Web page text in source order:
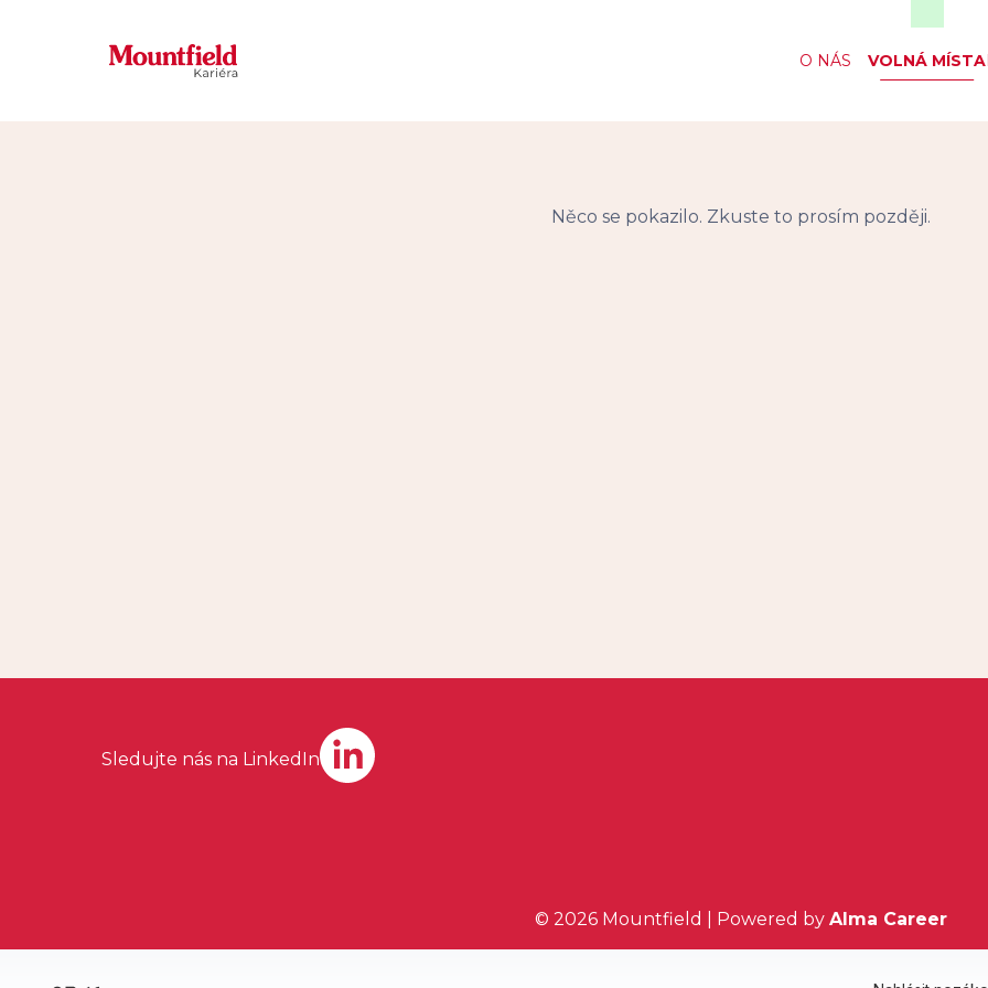
O NÁS VOLNÁ MÍSTA
Něco se pokazilo. Zkuste to prosím později.
Sledujte nás na LinkedIn
© 2026 Mountfield | Powered by Alma Career